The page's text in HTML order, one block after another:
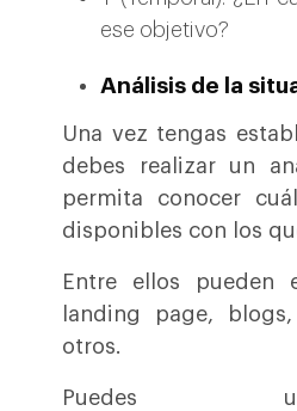
ese objetivo?
Análisis de la
Una vez tengas
debes realizar un
permita conocer
disponibles con los
Entre ellos pueden
landing page,
otros.
Puedes